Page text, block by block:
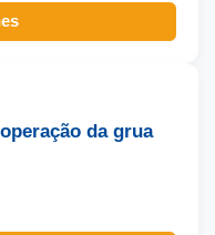
da grua